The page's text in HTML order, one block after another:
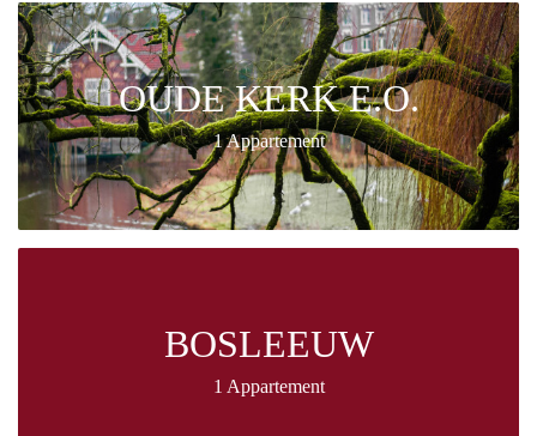
OUDE KERK E.O.
1 Appartement
BOSLEEUW
1 Appartement